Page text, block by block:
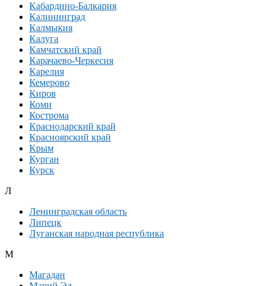
Кабардино-Балкария
Калининград
Калмыкия
Калуга
Камчатский край
Карачаево-Черкесия
Карелия
Кемерово
Киров
Коми
Кострома
Краснодарский край
Красноярский край
Крым
Курган
Курск
Л
Ленинградская область
Липецк
Луганская народная республика
М
Магадан